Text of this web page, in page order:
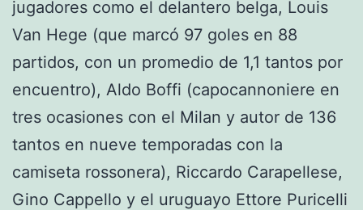
jugadores como el delantero belga, Louis
Van Hege (que marcó 97 goles en 88
partidos, con un promedio de 1,1 tantos por
encuentro), Aldo Boffi (capocannoniere en
tres ocasiones con el Milan y autor de 136
tantos en nueve temporadas con la
camiseta rossonera), Riccardo Carapellese,
Gino Cappello y el uruguayo Ettore Puricelli